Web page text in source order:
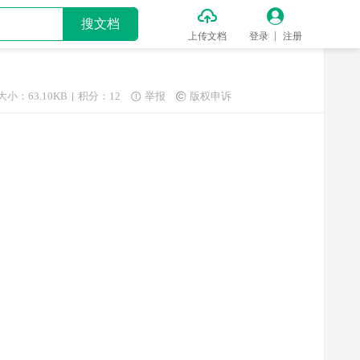
搜文档 
上传文档

登录 注册
小：63.10KB 积分：12  举报  版权申诉